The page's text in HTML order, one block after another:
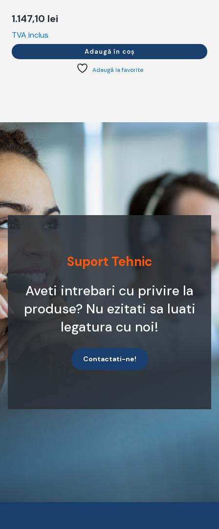
1.147,10 lei
TVA inclus
Adaugă în coș
Adaugă la favorite
Suport Tehnic
Aveti intrebari cu privire la
produse? Nu ezitati sa luati
legatura cu noi!
Contactati-ne!